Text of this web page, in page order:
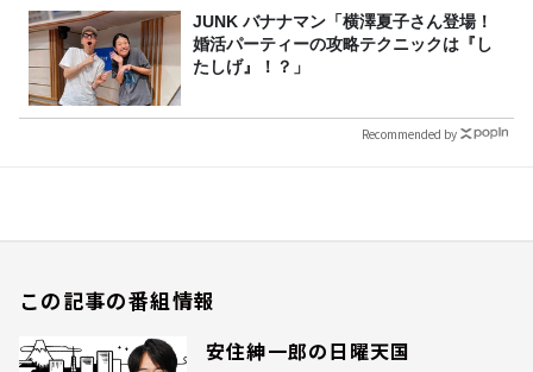
JUNK バナナマン「横澤夏子さん登場！
婚活パーティーの攻略テクニックは『し
たしげ』！？」
Recommended by
この記事の番組情報
安住紳一郎の日曜天国